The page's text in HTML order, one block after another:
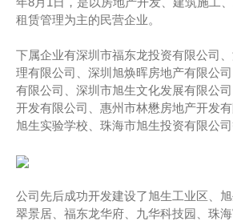
租赁管理为主的民营企业。
下属企业有深圳市福东龙投资有限公司
理有限公司、深圳旭焕晖房地产有限公
有限公司、深圳市旭生文化发展有限公
开发有限公司、惠州市林懋房地产开发
旭生实验学校、珠海市旭生投资有限公司
公司先后成功开发建设了旭生工业区、旭
翠景居、福东龙华府、九华科技园、珠